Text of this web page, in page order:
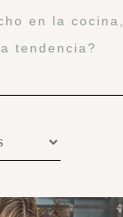
en la cocina,
tendencia?